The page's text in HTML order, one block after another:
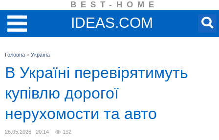
BEST-HOME
IDEAS.COM
Головна > Україна
В Україні перевірятимуть
купівлю дорогої
нерухомости та авто
26.05.2026 20:14 132